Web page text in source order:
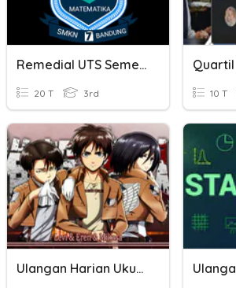
Remedial UTS Semester Ganjil Kelas XII
20 T 3rd
Quartil
10 T
Ulangan Harian Ukuran Penyebaran Data